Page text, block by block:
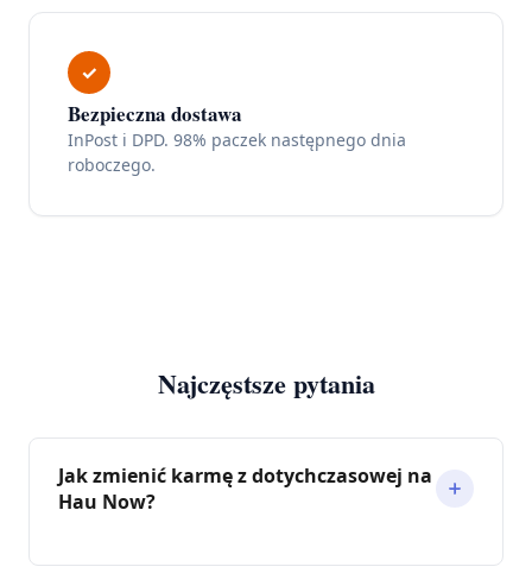
✓
Bezpieczna dostawa
InPost i DPD. 98% paczek następnego dnia
roboczego.
Najczęstsze pytania
Jak zmienić karmę z dotychczasowej na
Hau Now?